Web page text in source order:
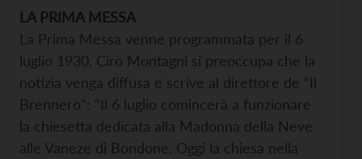
LA PRIMA MESSA
La Prima Messa venne programmata per il 6
luglio 1930. Ciro Montagni si preoccupa che la
notizia venga diffusa e scrive al direttore de “Il
Brennero”: “Il 6 luglio comincerà a funzionare
la chiesetta dedicata alla Madonna della Neve
alle Vaneze di Bondone. Oggi la chiesa nella